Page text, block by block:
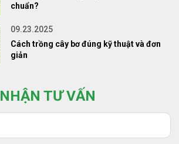
chuẩn?
09.23.2025
Cách trồng cây bơ đúng kỹ thuật và đơn
giản
NHẬN TƯ VẤN